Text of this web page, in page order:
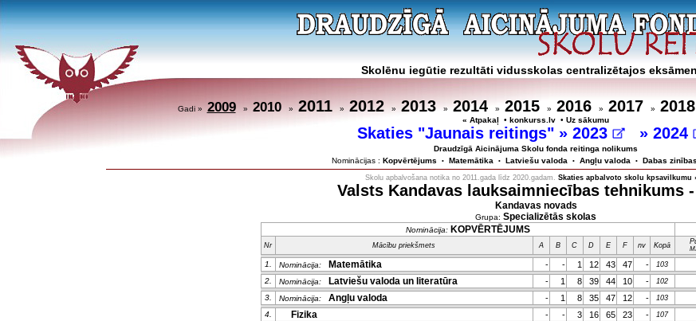
Skolēnu iegūtie rezultāti vidusskolas centralizētajos
Gadi » 2009» 2010» 2011» 2012» 2013» 2014» 2015» 2016» 2017 » 2018
« Atpakaļ • konkurss.lv • Uz sākumu
Skaties "Jaunais reitings" »2023 » 2024
Draudzīgā Aicinājuma Skolu fonda reitinga nolikums
Nominācijas : Kopvērtējums • Matemātika • Latviešu valoda • Angļu valoda • Dabas zinības
Skolu apbalvošana notika no 2011.gada līdz 2020.gadam. Skaties apbalvoto skolu kpsavilkumu
Valsts Kandavas lauksaimniecības tehnikums -
Kandavas novads
Grupa: Specializētās skolas
Nominācija: KOPVĒRTĒJUMS
Nr Mācību priekšmets A B C D E F nv Kopā
1. Nominācija: Matemātika - - 1 12 43 47 - 103
2.
Nominācija: Latviešu valoda un literatūra - 1 8 39 44 10 - 102
3.
Nominācija: Angļu valoda - 1 8 35 47 12 - 103
4.
Fizika - - 3 16 65 23 - 107